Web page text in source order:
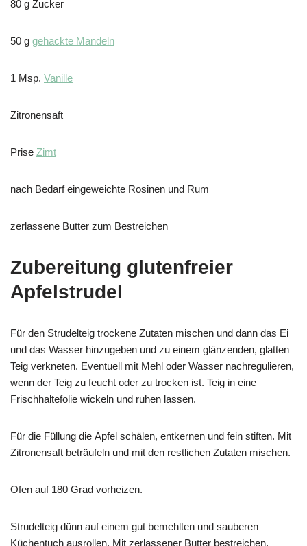
80 g Zucker
50 g gehackte Mandeln
1 Msp. Vanille
Zitronensaft
Prise Zimt
nach Bedarf eingeweichte Rosinen und Rum
zerlassene Butter zum Bestreichen
Zubereitung glutenfreier
Apfelstrudel
Für den Strudelteig trockene Zutaten mischen und dann das Ei
und das Wasser hinzugeben und zu einem glänzenden, glatten
Teig verkneten. Eventuell mit Mehl oder Wasser nachregulieren,
wenn der Teig zu feucht oder zu trocken ist. Teig in eine
Frischhaltefolie wickeln und ruhen lassen.
Für die Füllung die Äpfel schälen, entkernen und fein stiften. Mit
Zitronensaft beträufeln und mit den restlichen Zutaten mischen.
Ofen auf 180 Grad vorheizen.
Strudelteig dünn auf einem gut bemehlten und sauberen
Küchentuch ausrollen. Mit zerlassener Butter bestreichen.